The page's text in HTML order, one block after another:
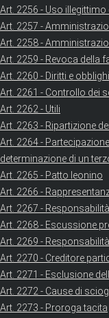
Art. 2256 - Uso
Art. 2257 -
Art. 2258 -
Art. 2259 - Revoca della
Art. 2260 - Diritti e
Art. 2261 - Controllo dei
Art. 2262 - Utili
Art. 2263 - Ripartizione
Art. 2264 -
determinazione di un
Art. 2265 - Patto leonino
Art. 2266 -
Art. 2267 -
Art. 2268 - Escussione
Art. 2269 -
Art. 2270 - Creditore
Art. 2271 - Esclusione
Art. 2272 - Cause di
Art. 2273 - Proroga tacita